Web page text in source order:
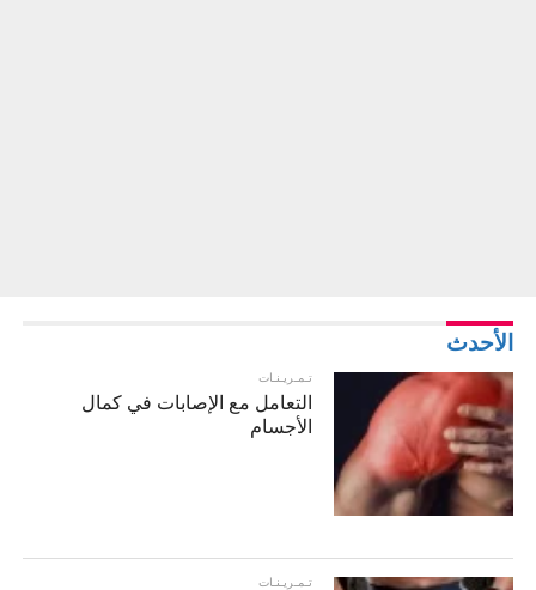
الأحدث
تـمـريـنـات
التعامل مع الإصابات في كمال
الأجسام
تـمـريـنـات